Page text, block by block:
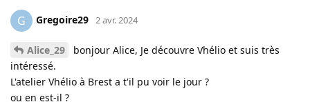
G Gregoire29 2 avr. 2024
Alice_29
bonjour Alice, Je découvre Vhélio et suis très
intéressé.
L'atelier Vhélio à Brest a t'il pu voir le jour ?
ou en est-il ?